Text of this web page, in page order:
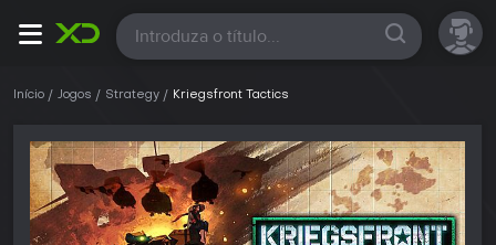
Todas
Início Jogos Strategy Kriegsfront Tactics